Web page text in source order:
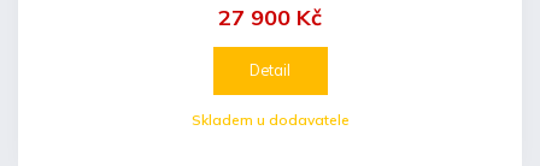
Skladem u dodavatele
27 900 Kč
Detail